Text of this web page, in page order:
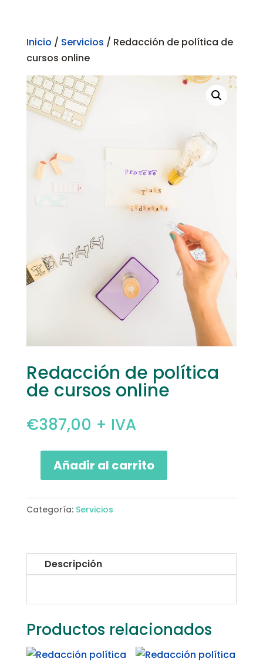
Inicio / Servicios / Redacción de política de
cursos online
Redacción de política
de cursos online
€387,00 + IVA
Redacción
política
online
cantidad
Añadir al carrito
Categoría: Servicios
Descripción
Productos relacionados